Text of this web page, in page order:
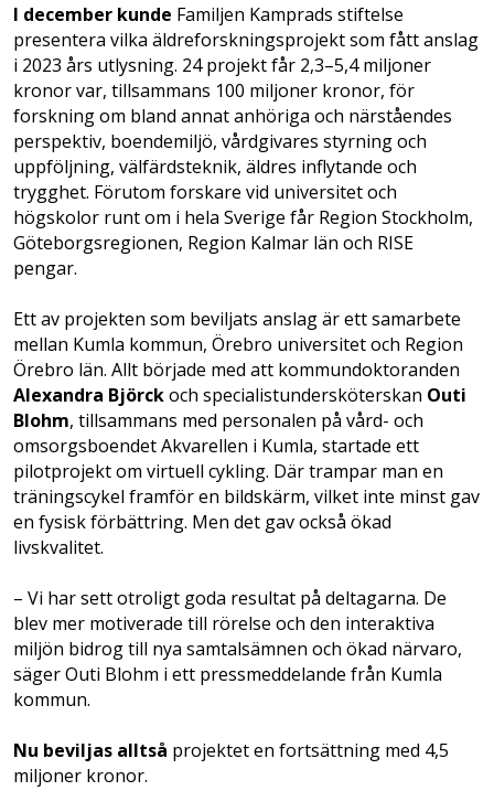
I december kunde Familjen Kamprads stiftelse
presentera vilka äldreforskningsprojekt som fått anslag
i 2023 års utlysning. 24 projekt får 2,3–5,4 miljoner
kronor var, tillsammans 100 miljoner kronor, för
forskning om bland annat anhöriga och närståendes
perspektiv, boendemiljö, vårdgivares styrning och
uppföljning, välfärdsteknik, äldres inflytande och
trygghet. Förutom forskare vid universitet och
högskolor runt om i hela Sverige får Region Stockholm,
Göteborgsregionen, Region Kalmar län och RISE
pengar.
Ett av projekten som beviljats anslag är ett samarbete
mellan Kumla kommun, Örebro universitet och Region
Örebro län. Allt började med att kommundoktoranden
Alexandra Björckoch specialistundersköterskan Outi
Blohm, tillsammans med personalen på vård- och
omsorgsboendet Akvarellen i Kumla, startade ett
pilotprojekt om virtuell cykling. Där trampar man en
träningscykel framför en bildskärm, vilket inte minst gav
en fysisk förbättring. Men det gav också ökad
livskvalitet.
– Vi har sett otroligt goda resultat på deltagarna. De
blev mer motiverade till rörelse och den interaktiva
miljön bidrog till nya samtalsämnen och ökad närvaro,
säger Outi Blohm i ett pressmeddelande från Kumla
kommun.
Nu beviljas alltså projektet en fortsättning med 4,5
miljoner kronor.